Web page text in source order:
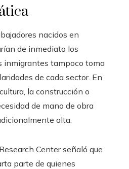
nacidos en
de inmediato los
inmigrantes tampoco toma
de cada sector. En
la construcción o
de mano de obra
alta.
Center señaló que
parte de quienes